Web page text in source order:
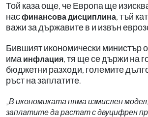
Той каза още, че Европа ще
насфинансова дисциплина, тъй
важи за държавите в и извън
Бившият икономически министър
има инфлация, тя ще се държи на
бюджетни разходи, големите
ръст на заплатите.
„В икономиката няма измислен
заплатите да растат с двуцифрен